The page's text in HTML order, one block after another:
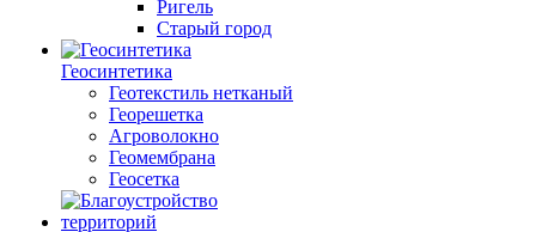
Ригель
Старый город
Геосинтетика
Геотекстиль нетканый
Георешетка
Агроволокно
Геомембрана
Геосетка